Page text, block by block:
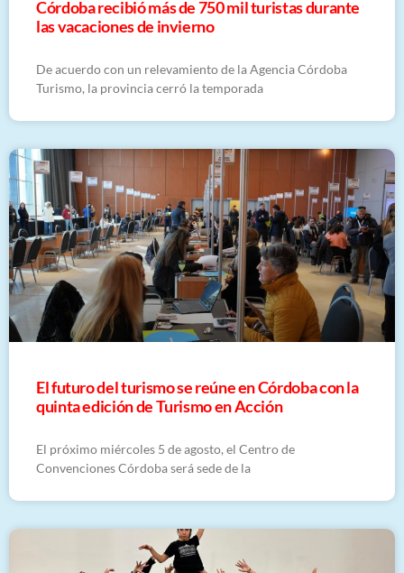
Córdoba recibió más de 750 mil turistas durante
las vacaciones de invierno
De acuerdo con un relevamiento de la Agencia Córdoba
Turismo, la provincia cerró la temporada
El futuro del turismo se reúne en Córdoba con la
quinta edición de Turismo en Acción
El próximo miércoles 5 de agosto, el Centro de
Convenciones Córdoba será sede de la